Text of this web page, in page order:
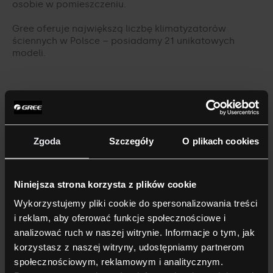
Zgoda Szczegóły O plikach cookies
Niniejsza strona korzysta z plików cookie
Wykorzystujemy pliki cookie do spersonalizowania treści
i reklam, aby oferować funkcje społecznościowe i
analizować ruch w naszej witrynie. Informacje o tym, jak
korzystasz z naszej witryny, udostępniamy partnerom
społecznościowym, reklamowym i analitycznym.
osobie w pomieszczeniu.
Gree oferuje największą liczbę klimatyzatorów
ściennych w Polsce – posiadamy 21 unikatowych
modeli.
Rekomendowane klimatyzatory
do biura
Idealnie prezentują się w każdym
zwiększając komfort pracowników.
Klimatyzatory Kanałowe
Urządzenia pozwalające na montaż
w suficie, dzięki czemu są